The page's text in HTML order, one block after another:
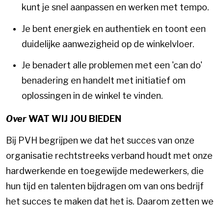
kunt je snel aanpassen en werken met tempo.
Je bent energiek en authentiek en toont een
duidelijke aanwezigheid op de winkelvloer.
Je benadert alle problemen met een 'can do'
benadering en handelt met initiatief om
oplossingen in de winkel te vinden.
OverWAT WIJ JOU BIEDEN
Bij PVH begrijpen we dat het succes van onze
organisatie rechtstreeks verband houdt met onze
hardwerkende en toegewijde medewerkers, die
hun tijd en talenten bijdragen om van ons bedrijf
het succes te maken dat het is. Daarom zetten we